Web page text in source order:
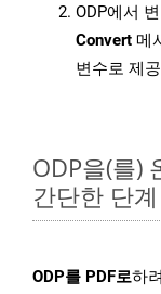
ODP에서
Convert 메
변수로 제
ODP을(를)
간단한 단계
ODP를 PDF로하